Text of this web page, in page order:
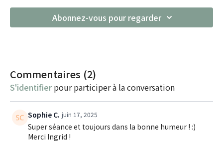
Voici ceux de chez Décathlon
Résistance légère :https://ii1.su/j7F0Y
Abonnez-vous pour regarder
Commentaires (2)
S'identifier pour participer à la conversation
Sophie C. juin 17, 2025
Super séance et toujours dans la bonne humeur ! :)
Merci Ingrid !